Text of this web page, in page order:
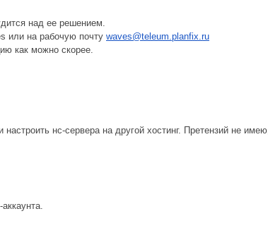
над ее решением.
или на рабочую почту waves@teleum.planfix.ru
как можно скорее.
нс-сервера на другой хостинг. Претензий не имею,